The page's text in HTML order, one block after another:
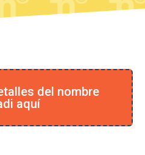
del nombre
aquí